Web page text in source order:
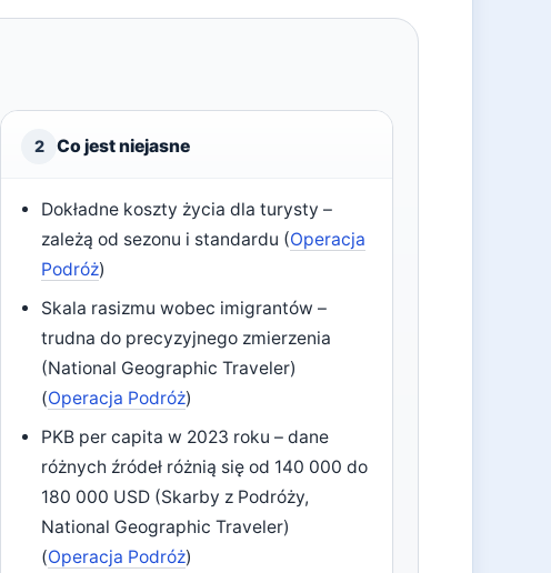
2 Co jest niejasne
Dokładne koszty życia dla turysty –
zależą od sezonu i standardu (Operacja
Podróż)
Skala rasizmu wobec imigrantów –
trudna do precyzyjnego zmierzenia
(National Geographic Traveler)
(Operacja Podróż)
PKB per capita w 2023 roku – dane
różnych źródeł różnią się od 140 000 do
180 000 USD (Skarby z Podróży,
National Geographic Traveler)
(Operacja Podróż)